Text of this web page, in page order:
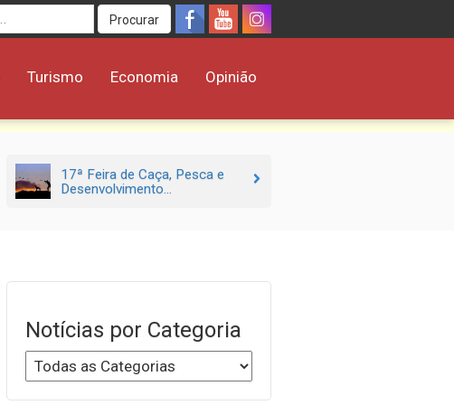
Procurar
Turismo Economia Opinião
17ª Feira de Caça, Pesca e
Desenvolvimento...
Notícias por Categoria